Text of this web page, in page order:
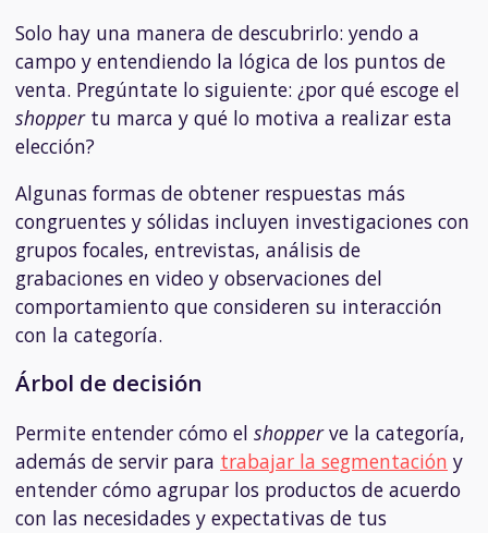
Solo hay una manera de descubrirlo: yendo a
campo y entendiendo la lógica de los puntos de
venta. Pregúntate lo siguiente: ¿por qué escoge el
shopper tu marca y qué lo motiva a realizar esta
elección?
Algunas formas de obtener respuestas más
congruentes y sólidas incluyen investigaciones con
grupos focales, entrevistas, análisis de
grabaciones en video y observaciones del
comportamiento que consideren su interacción
con la categoría.
Árbol de decisión
Permite entender cómo el shopperve la categoría,
además de servir para trabajar la segmentación y
entender cómo agrupar los productos de acuerdo
con las necesidades y expectativas de tus